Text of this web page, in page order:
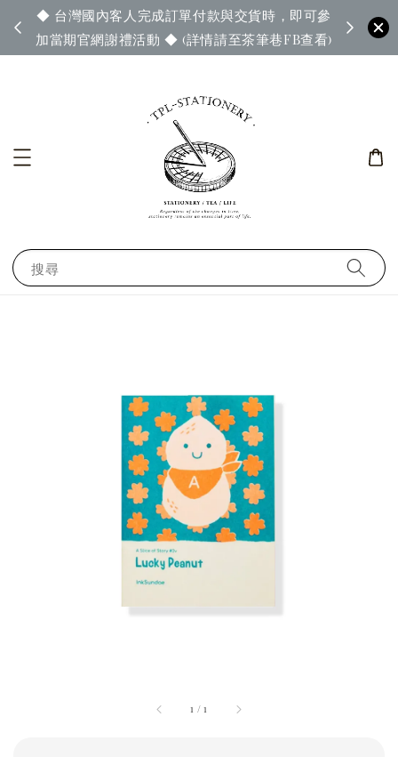
◆ 台灣國內客人完成訂單付款與交貨時，即可參
加當期官網謝禮活動 ◆ (詳情請至茶筆巷FB查看)
◆ 官
搜尋
1 /1